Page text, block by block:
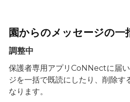
園からのメッセージの一
調整中
保護者専用アプリCoNNectに届
ジを一括で既読にしたり、削除す
なります。